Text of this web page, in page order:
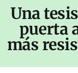
Una
puerta
más